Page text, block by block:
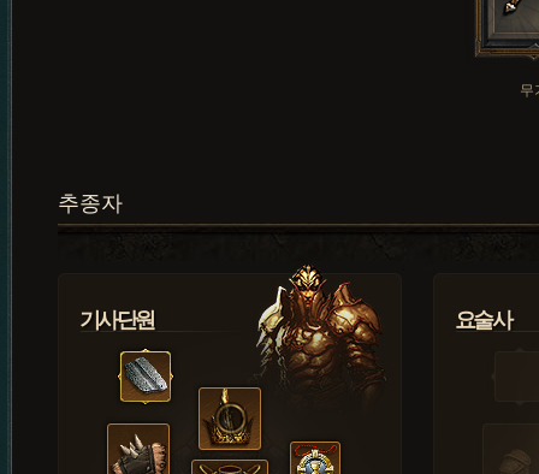
무
추종자
기사단원 요술사